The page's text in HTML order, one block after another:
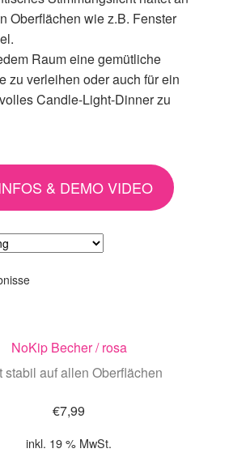
Oberflächen wie z.B. Fenster
Raum eine gemütliche
zu verleihen oder auch für ein
Candle-Light-Dinner zu
& DEMO VIDEO
NoKip Becher / rosa
stabil auf allen Oberflächen
€7,99
inkl. 19 % MwSt.